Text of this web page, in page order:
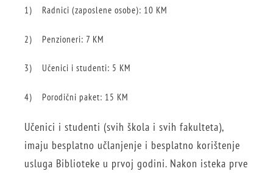
1) Radnici (zaposlene osobe): 10 KM
2) Penzioneri: 7 KM
3) Učenici i studenti: 5 KM
4) Porodični paket: 15 KM
Učenici i studenti (svih škola i svih fakulteta),
imaju besplatno učlanjenje i besplatno korištenje
usluga Biblioteke u prvoj godini. Nakon isteka prve